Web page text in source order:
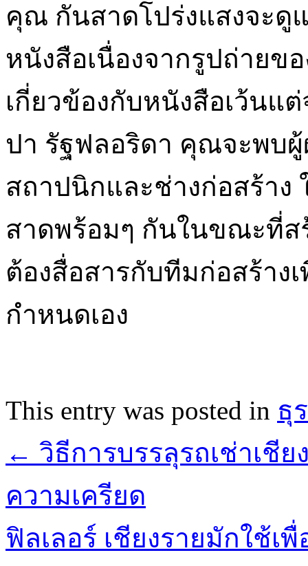
คุณ กันสาดโปร่งแสงจะดู
หนังสือเนื่องจากรูปถ่ายข
เกี่ยวข้องกับหนังสือเว้นแ
ปา รัฐฟลอริดา คุณจะพบ
สถาปนิกและช่างก่อสร้า
สาดพร้อมๆ กันในขณะที่
ต้องสื่อสารกับทีมก่อสร้าง
กำหนดเอง
This entry was posted in ธุ
← วิธีการบรรลุรถเช่าเชี
ความเครียด
ฟิลเลอร์ เชียงรายมักใช้